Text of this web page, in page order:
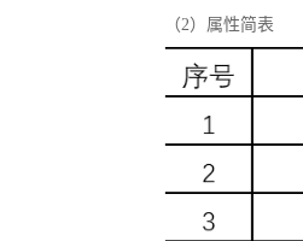
（2）属性简表